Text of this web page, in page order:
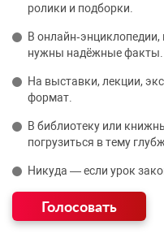
ролики и подборки.
В
нужны надёжные факты.
На выставки, лекции,
формат.
В библиотеку или
погрузиться в тему
Никуда — если урок